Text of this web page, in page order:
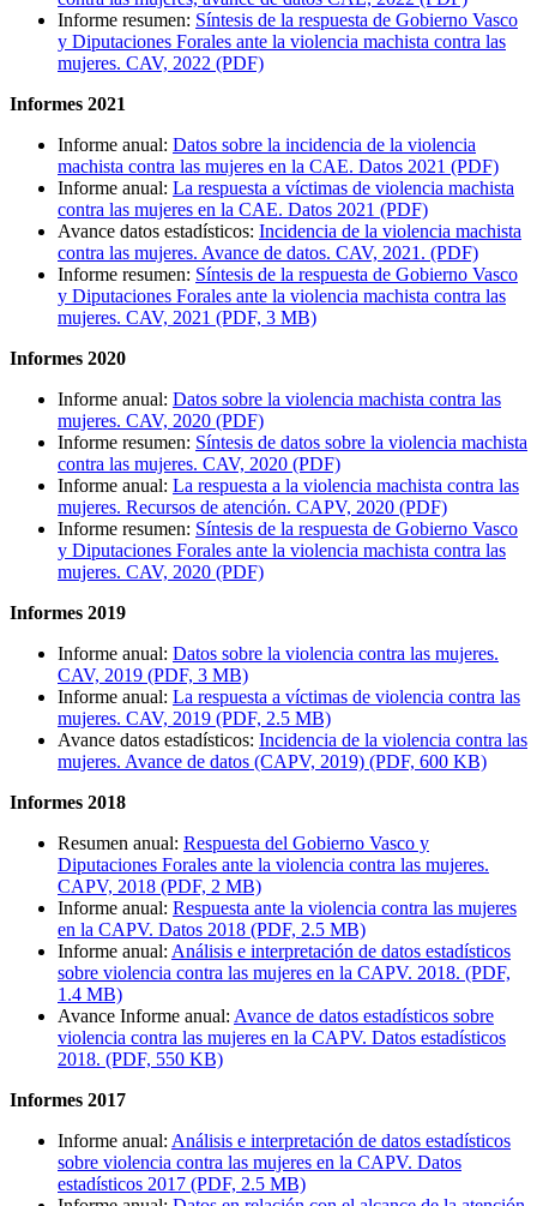
Informe resumen: Síntesis de la respuesta de Gobierno Vasco
y Diputaciones Forales ante la violencia machista contra las
mujeres. CAV, 2022 (PDF)
Informes 2021
Informe anual: Datos sobre la incidencia de la violencia
machista contra las mujeres en la CAE. Datos 2021 (PDF)
Informe anual: La respuesta a víctimas de violencia machista
contra las mujeres en la CAE. Datos 2021 (PDF)
Avance datos estadísticos: Incidencia de la violencia machista
contra las mujeres. Avance de datos. CAV, 2021. (PDF)
Informe resumen: Síntesis de la respuesta de Gobierno Vasco
y Diputaciones Forales ante la violencia machista contra las
mujeres. CAV, 2021 (PDF, 3 MB)
Informes 2020
Informe anual: Datos sobre la violencia machista contra las
mujeres. CAV, 2020 (PDF)
Informe resumen: Síntesis de datos sobre la violencia machista
contra las mujeres. CAV, 2020 (PDF)
Informe anual: La respuesta a la violencia machista contra las
mujeres. Recursos de atención. CAPV, 2020 (PDF)
Informe resumen: Síntesis de la respuesta de Gobierno Vasco
y Diputaciones Forales ante la violencia machista contra las
mujeres. CAV, 2020 (PDF)
Informes 2019
Informe anual: Datos sobre la violencia contra las mujeres.
CAV, 2019 (PDF, 3 MB)
Informe anual: La respuesta a víctimas de violencia contra las
mujeres. CAV, 2019 (PDF, 2.5 MB)
Avance datos estadísticos: Incidencia de la violencia contra las
mujeres. Avance de datos (CAPV, 2019) (PDF, 600 KB)
Informes 2018
Resumen anual: Respuesta del Gobierno Vasco y
Diputaciones Forales ante la violencia contra las mujeres.
CAPV, 2018 (PDF, 2 MB)
Informe anual: Respuesta ante la violencia contra las mujeres
en la CAPV. Datos 2018 (PDF, 2.5 MB)
Informe anual: Análisis e interpretación de datos estadísticos
sobre violencia contra las mujeres en la CAPV. 2018. (PDF,
1.4 MB)
Avance Informe anual: Avance de datos estadísticos sobre
violencia contra las mujeres en la CAPV. Datos estadísticos
2018. (PDF, 550 KB)
Informes 2017
Informe anual: Análisis e interpretación de datos estadísticos
sobre violencia contra las mujeres en la CAPV. Datos
estadísticos 2017 (PDF, 2.5 MB)